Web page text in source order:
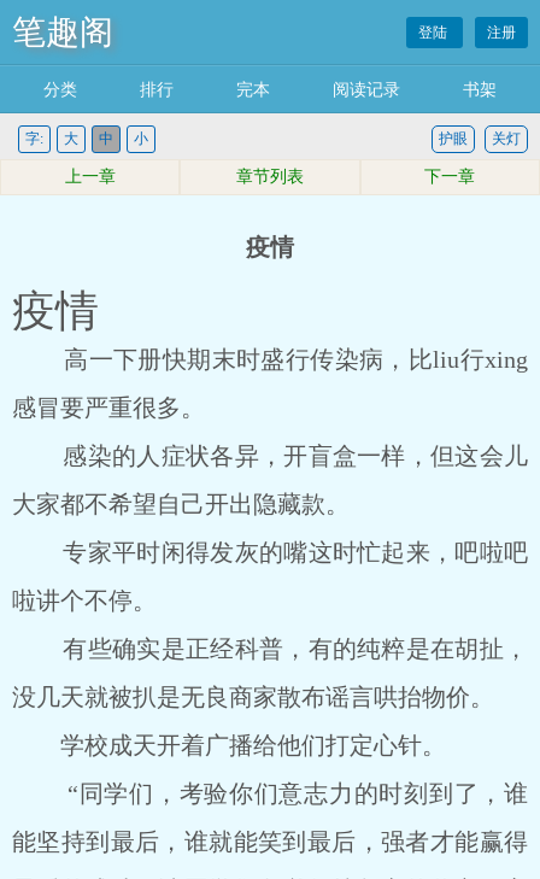
笔趣阁 登陆 注册
分类 排行 完本 阅读记录 书架
字: 大 中 小 关灯
护眼
上一章 章节列表 下一章
疫情
疫情
高一下册快期末时盛行传染病，比liu行xing
感冒要严重很多。
感染的人症状各异，开盲盒一样，但这会儿
大家都不希望自己开出隐藏款。
专家平时闲得发灰的嘴这时忙起来，吧啦吧
啦讲个不停。
有些确实是正经科普，有的纯粹是在胡扯，
没几天就被扒是无良商家散布谣言哄抬物价。
学校成天开着广播给他们打定心针。
“同学们，考验你们意志力的时刻到了，谁
能坚持到最后，谁就能笑到最后，强者才能赢得